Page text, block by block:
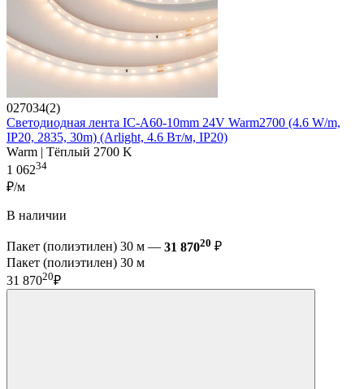
027034(2)
Светодиодная лента IC-A60-10mm 24V Warm2700 (4.6 W/m,
IP20, 2835, 30m) (Arlight, 4.6 Вт/м, IP20)
Warm | Тёплый 2700 K
1 06234
₽/м
В наличии
Пакет (полиэтилен) 30 м — 31 87020 ₽
Пакет (полиэтилен) 30 м
31 87020₽